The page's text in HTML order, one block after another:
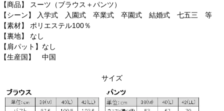
【商品】 スーツ（ブラウス＋パンツ）
【シーン】 入学式 入園式 卒業式 卒園式 結婚式 七五三 等
【素材】 ポリエステル100％
【裏地】 なし
【肩パット】なし
【生産国】 中国
サイズ